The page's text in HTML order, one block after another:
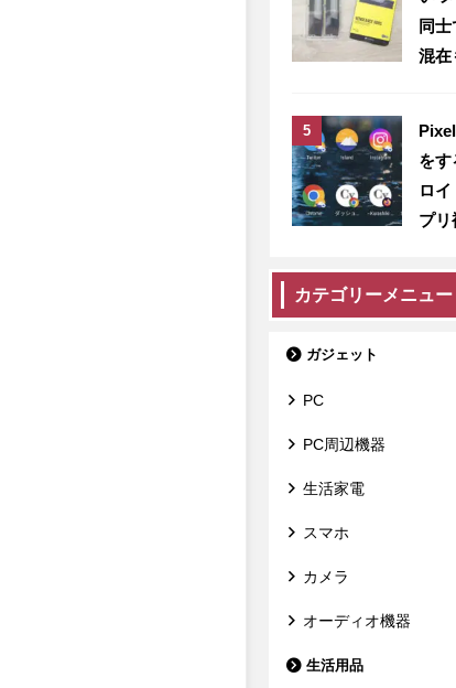
同
混在
をす
ロ
プリ
カテゴリーメニュー
ガジェット
PC
PC周辺機器
生活家電
スマホ
カメラ
オーディオ機器
生活用品